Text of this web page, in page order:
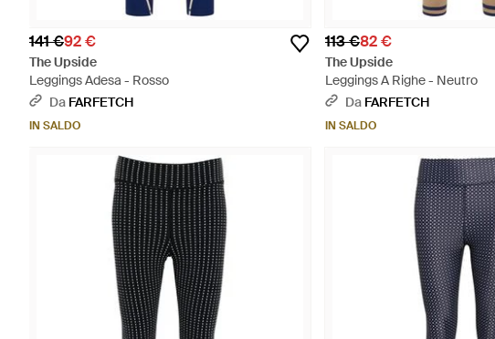
141 €92 €
The Upside
Leggings Adesa - Rosso
Da FARFETCH
IN SALDO
113 €82 €
The Upside
Leggings A Righe - Neutro
Da FARFETCH
IN SALDO